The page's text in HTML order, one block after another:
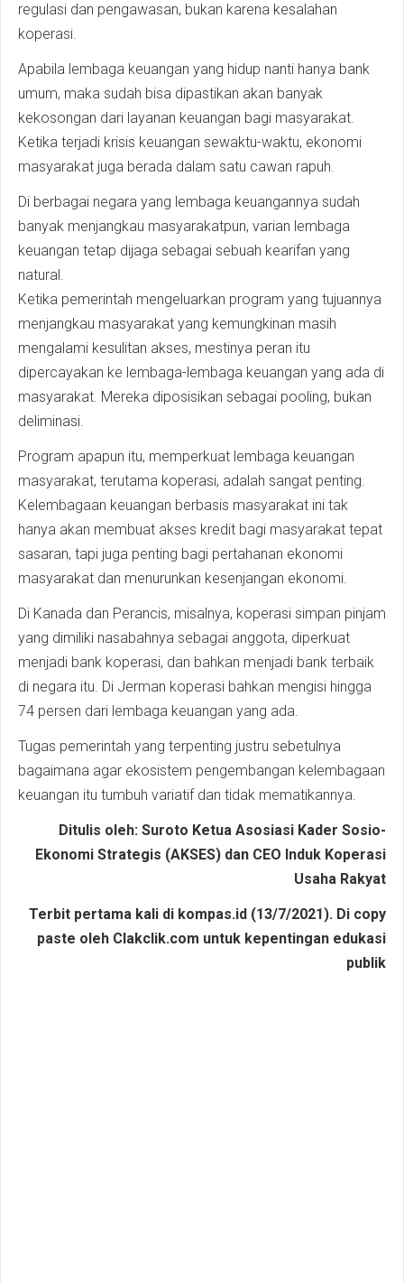
regulasi dan pengawasan, bukan karena kesalahan
koperasi.
Apabila lembaga keuangan yang hidup nanti hanya bank
umum, maka sudah bisa dipastikan akan banyak
kekosongan dari layanan keuangan bagi masyarakat.
Ketika terjadi krisis keuangan sewaktu-waktu, ekonomi
masyarakat juga berada dalam satu cawan rapuh.
Di berbagai negara yang lembaga keuangannya sudah
banyak menjangkau masyarakatpun, varian lembaga
keuangan tetap dijaga sebagai sebuah kearifan yang
natural.
Ketika pemerintah mengeluarkan program yang tujuannya
menjangkau masyarakat yang kemungkinan masih
mengalami kesulitan akses, mestinya peran itu
dipercayakan ke lembaga-lembaga keuangan yang ada di
masyarakat. Mereka diposisikan sebagai pooling, bukan
deliminasi.
Program apapun itu, memperkuat lembaga keuangan
masyarakat, terutama koperasi, adalah sangat penting.
Kelembagaan keuangan berbasis masyarakat ini tak
hanya akan membuat akses kredit bagi masyarakat tepat
sasaran, tapi juga penting bagi pertahanan ekonomi
masyarakat dan menurunkan kesenjangan ekonomi.
Di Kanada dan Perancis, misalnya, koperasi simpan pinjam
yang dimiliki nasabahnya sebagai anggota, diperkuat
menjadi bank koperasi, dan bahkan menjadi bank terbaik
di negara itu. Di Jerman koperasi bahkan mengisi hingga
74 persen dari lembaga keuangan yang ada.
Tugas pemerintah yang terpenting justru sebetulnya
bagaimana agar ekosistem pengembangan kelembagaan
keuangan itu tumbuh variatif dan tidak mematikannya.
Ditulis oleh: Suroto Ketua Asosiasi Kader Sosio-
Ekonomi Strategis (AKSES) dan CEO Induk Koperasi
Usaha Rakyat
Terbit pertama kali di kompas.id (13/7/2021). Di copy
paste oleh Clakclik.com untuk kepentingan edukasi
publik